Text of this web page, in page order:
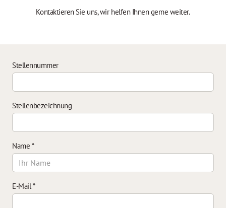
Kontaktieren Sie uns, wir helfen Ihnen gerne weiter.
Stellennummer
Stellenbezeichnung
Name *
E-Mail*